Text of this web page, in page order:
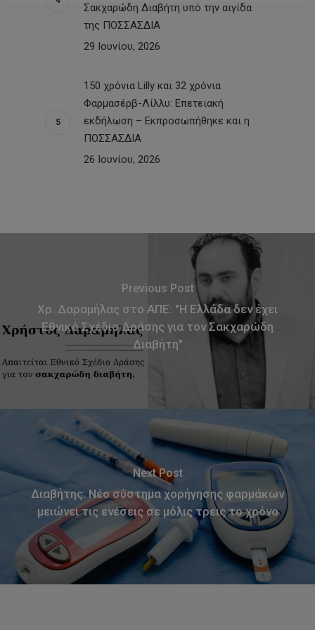
Σακχαρώδη Διαβήτη υπό την αιγίδα
της ΠΟΣΣΑΣΔΙΑ
29 Ιουνίου, 2026
150 χρόνια Lilly και 32 χρόνια
Φαρμασέρβ-Λίλλυ: Eπετειακή
εκδήλωση – Εκπροσωπήθηκε και η
ΠΟΣΣΑΣΔΙΑ
26 Ιουνίου, 2026
Previous Post
Χρ. Δαραμήλας στο ΑΠΕ: "Η Ελλάδα δεν έχει
Εθνικό Σχέδιο Δράσης για τον Σακχαρώδη
Διαβήτη"
Next Post
Διαβήτης: Νέο σύστημα χορήγησης φαρμάκων
μειώνει τις ενέσεις σε μόλις τρεις το χρόνο